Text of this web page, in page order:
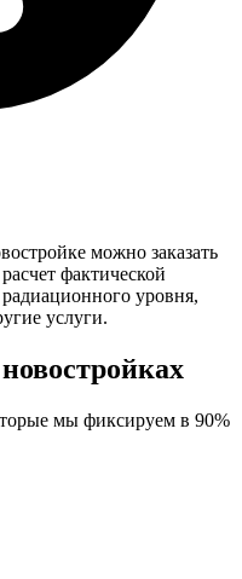
можно заказать
фактической
уровня,
услуги.
мы фиксируем в 90%